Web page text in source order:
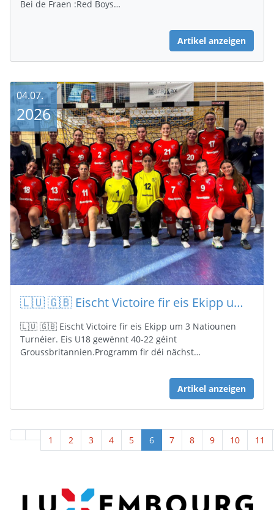
Bei de Fraen :Red Boys…
Artikel anzeigen
🇱🇺 🇬🇧 Eischt Victoire fir eis Ekipp um 3 Natiounen Turnéier
🇱🇺 🇬🇧 Eischt Victoire fir eis Ekipp um 3 Natiounen
Turnéier. Eis U18 gewënnt 40-22 géint
Groussbritannien.Programm fir déi nächst…
Artikel anzeigen
04.07.
2026
1 2 3 4 5 6 7 8 9 10 11